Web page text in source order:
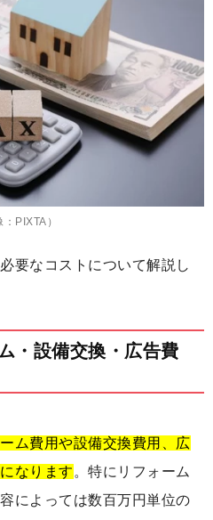
：PIXTA）
要なコストについて解説し
・設備交換・広告費
ム費用や設備交換費用、広
なります。特にリフォーム
によっては数百万円単位の